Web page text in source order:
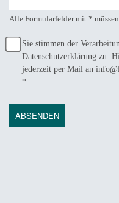
Alle Formularfelder mit *
Sie stimmen der
Datenschutzerklärung zu.
jederzeit per Mail an
*